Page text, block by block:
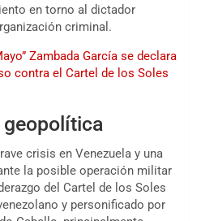
en torno al dictador
criminal.
Zambada García se declara
contra el Cartel de los Soles
crisis en Venezuela y una
la posible operación militar
del Cartel de los Soles
y personificado por